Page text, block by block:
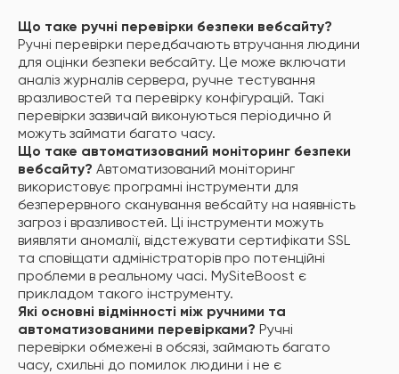
Що таке ручні перевірки безпеки вебсайту?
Ручні перевірки передбачають втручання людини
для оцінки безпеки вебсайту. Це може включати
аналіз журналів сервера, ручне тестування
вразливостей та перевірку конфігурацій. Такі
перевірки зазвичай виконуються періодично й
можуть займати багато часу.
Що таке автоматизований моніторинг безпеки
вебсайту? Автоматизований моніторинг
використовує програмні інструменти для
безперервного сканування вебсайту на наявність
загроз і вразливостей. Ці інструменти можуть
виявляти аномалії, відстежувати сертифікати SSL
та сповіщати адміністраторів про потенційні
проблеми в реальному часі. MySiteBoost є
прикладом такого інструменту.
Які основні відмінності між ручними та
автоматизованими перевірками? Ручні
перевірки обмежені в обсязі, займають багато
часу, схильні до помилок людини і не є